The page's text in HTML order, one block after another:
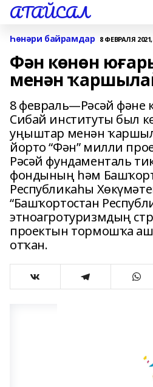
АТАЙСАЛ
Һөнәри байрамдар 8 ФЕВРАЛЯ 2021,
Фән көнөн
менән
8 февраль—Рәсәй фәне
Сибай институты был
уңыштар менән
йорто “Фән” милли
Рәсәй фундаменталь
фондының һәм
Республикаһы
“Башҡортостан
этноагротуризмдың
проектын тормошҡа
отҡан.